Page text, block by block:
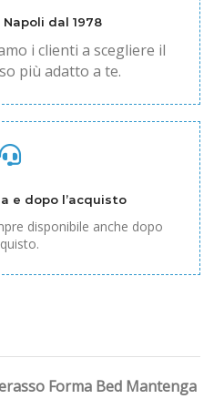
dal 1978
i clienti a scegliere il
più adatto a te.
e dopo l’acquisto
disponibile anche dopo
Forma Bed Mantenga